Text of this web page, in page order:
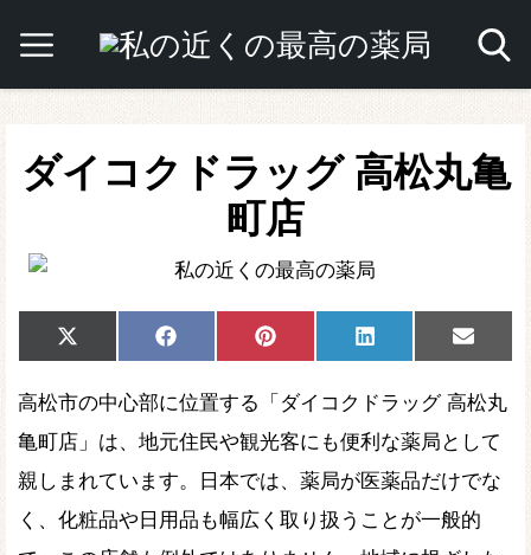
ダイコクドラッグ 高松丸亀
町店
Share
on
X
(Twitter)
Share
on
Facebook Share
on
Pinterest Share
on
LinkedIn
Share
on
Email
高松市の中心部に位置する「ダイコクドラッグ 高松丸
亀町店」は、地元住民や観光客にも便利な薬局として
親しまれています。日本では、薬局が医薬品だけでな
く、化粧品や日用品も幅広く取り扱うことが一般的